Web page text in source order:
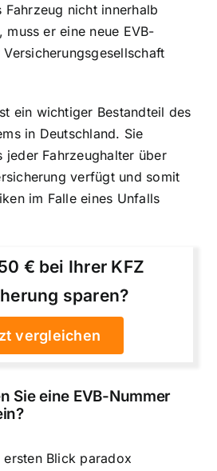
Fahrzeug nicht innerhalb
er eine neue EVB-
ein wichtiger Bestandteil des
in Deutschland. Sie
jeder Fahrzeughalter über
verfügt und somit
im Falle eines Unfalls
€ bei Ihrer KFZ
sparen?
vergleichen
Sie eine EVB-Nummer
Blick paradox